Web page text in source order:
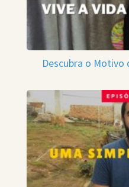
Descubra o Motivo